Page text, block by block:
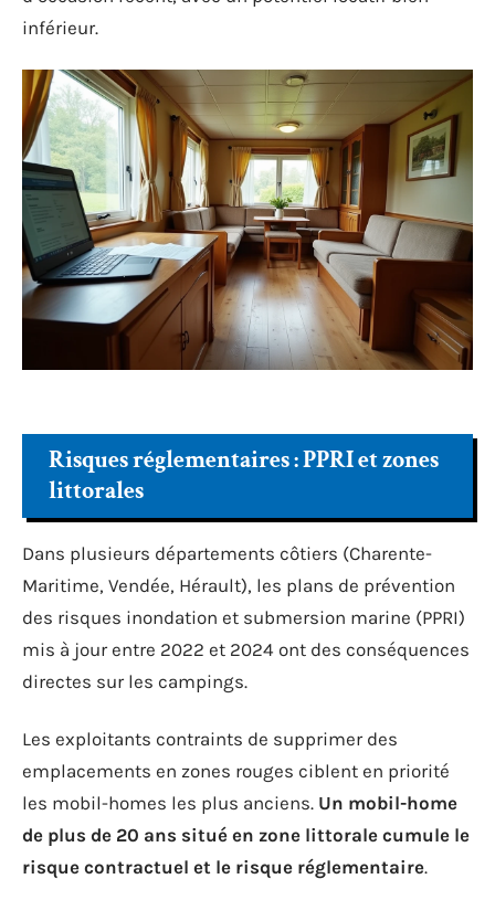
inférieur.
Risques réglementaires : PPRI et zones
littorales
Dans plusieurs départements côtiers (Charente-
Maritime, Vendée, Hérault), les plans de prévention
des risques inondation et submersion marine (PPRI)
mis à jour entre 2022 et 2024 ont des conséquences
directes sur les campings.
Les exploitants contraints de supprimer des
emplacements en zones rouges ciblent en priorité
les mobil-homes les plus anciens. Un mobil-home
de plus de 20 ans situé en zone littorale cumule le
risque contractuel et le risque réglementaire.